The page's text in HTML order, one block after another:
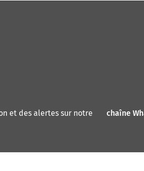
et des alertes sur notre
chaîne